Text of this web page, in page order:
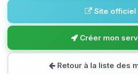
Site officiel
Créer mon
Retour à la liste des